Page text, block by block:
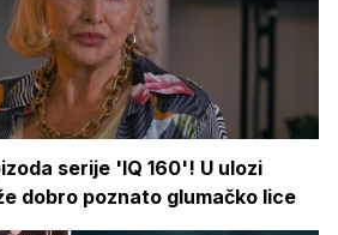
serije 'IQ 160'! U ulozi
dobro poznato glumačko lice